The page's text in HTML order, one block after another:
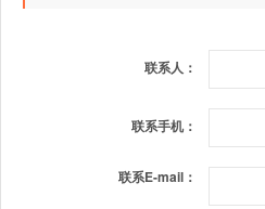
联系人：
联系手机：
联系E-mail：